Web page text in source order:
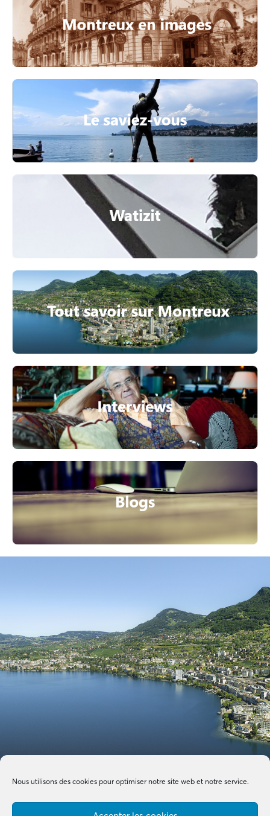
Nous utilisons des cookies pour optimiser notre site web et notre service.